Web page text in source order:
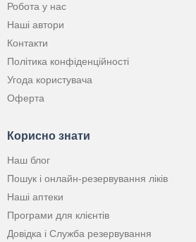
Робота у нас
Наші автори
Контакти
Політика конфіденційності
Угода користувача
Оферта
Корисно знати
Наш блог
Пошук і онлайн-резервування ліків
Наші аптеки
Програми для клієнтів
Довідка і Служба резервування